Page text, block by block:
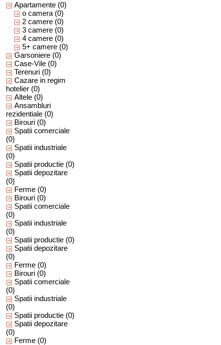
Apartamente (0)
o camera (0)
2 camere (0)
3 camere (0)
4 camere (0)
5+ camere (0)
Garsoniere (0)
Case-Vile (0)
Terenuri (0)
Cazare in regim
hotelier (0)
Altele (0)
Ansambluri
rezidentiale (0)
Birouri (0)
Spatii comerciale
(0)
Spatii industriale
(0)
Spatii productie (0)
Spatii depozitare
(0)
Ferme (0)
Birouri (0)
Spatii comerciale
(0)
Spatii industriale
(0)
Spatii productie (0)
Spatii depozitare
(0)
Ferme (0)
Birouri (0)
Spatii comerciale
(0)
Spatii industriale
(0)
Spatii productie (0)
Spatii depozitare
(0)
Ferme (0)